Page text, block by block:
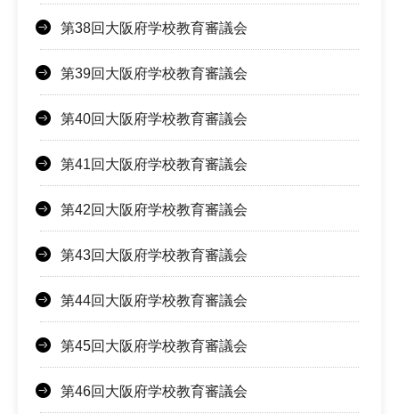
第38回大阪府学校教育審議会
第39回大阪府学校教育審議会
第40回大阪府学校教育審議会
第41回大阪府学校教育審議会
第42回大阪府学校教育審議会
第43回大阪府学校教育審議会
第44回大阪府学校教育審議会
第45回大阪府学校教育審議会
第46回大阪府学校教育審議会